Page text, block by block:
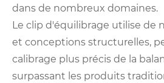
dans de nombreux domaines.
Le clip d'équilibrage utilise de
et conceptions structurelles,
calibrage plus précis de la
surpassant les produits